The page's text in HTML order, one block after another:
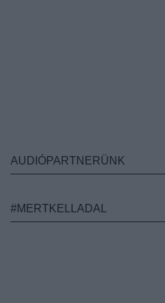
AUDIÓPARTNERÜNK
#MERTKELLADAL